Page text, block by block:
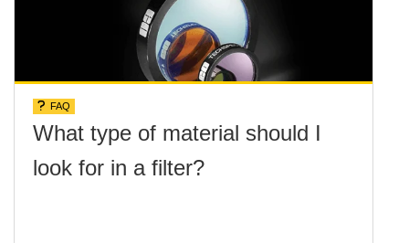
FAQ
What type of material should I
look for in a filter?